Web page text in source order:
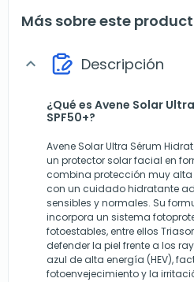
Más sobre este
expand_more Descripción
¿Qué es Avene Solar
SPF50+?
Avene Solar Ultra Sérum
un protector solar facial en
combina protección muy alta
con un cuidado hidratante
sensibles y normales. Su
incorpora un sistema
fotoestables, entre ellos
defender la piel frente a los
azul de alta energía (HEV),
fotoenvejecimiento y la